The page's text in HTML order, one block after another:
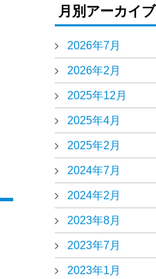
月別アーカイブ
2026年7月
2026年2月
2025年12月
2025年4月
2025年2月
2024年7月
2024年2月
2023年8月
2023年7月
2023年1月